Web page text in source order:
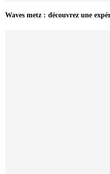
Waves metz : découvrez une